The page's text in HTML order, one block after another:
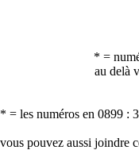
* =
au delà
* = les numéros en 0899 :
vous pouvez aussi joindre